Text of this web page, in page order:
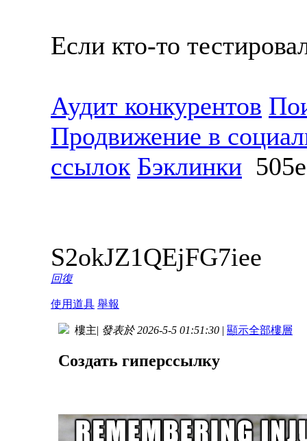
Если кто-то
Аудит конкурентов
Продвижение в
ссылок Бэклинки
S2okJZ1QEjFG7iee
回復
使用道具 舉報
樓主| 發表於 2026-5-5 01:51:30 | 顯示全部樓層
Создать гиперссылку